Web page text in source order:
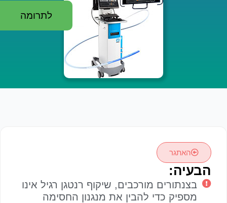
לתרומה
האתגר
הבעיה:
בצנתורים מורכבים, שיקוף רנטגן רגיל אינו
מספיק כדי להבין את מנגנון החסימה